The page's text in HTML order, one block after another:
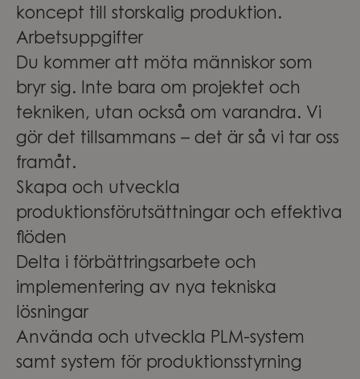
koncept till storskalig produktion.
Arbetsuppgifter
Du kommer att möta människor som
bryr sig. Inte bara om projektet och
tekniken, utan också om varandra. Vi
gör det tillsammans – det är så vi tar oss
framåt.
Skapa och utveckla
produktionsförutsättningar och effektiva
flöden
Delta i förbättringsarbete och
implementering av nya tekniska
lösningar
Använda och utveckla PLM-system
samt system för produktionsstyrning